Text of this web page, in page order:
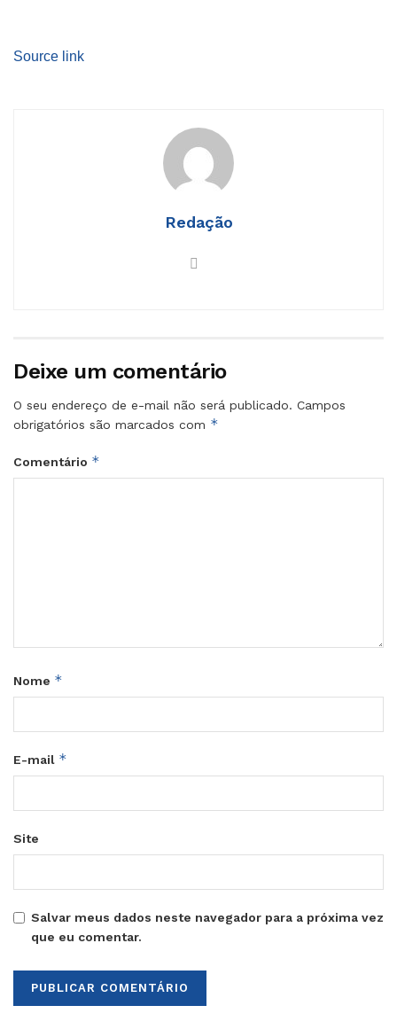
Source link
Redação
Deixe um comentário
O seu endereço de e-mail não será publicado. Campos
obrigatórios são marcados com *
Comentário *
Nome *
E-mail *
Site
Salvar meus dados neste navegador para a próxima vez
que eu comentar.